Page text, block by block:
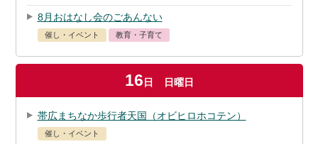
8月おはなし会のごあんない
催し・イベント 教育・子育て
16 日 日曜日
帯広まちなか歩行者天国（オビヒロホコテン）
催し・イベント